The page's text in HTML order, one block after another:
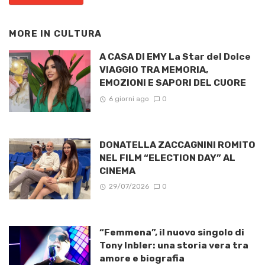
MORE IN CULTURA
A CASA DI EMY La Star del Dolce
VIAGGIO TRA MEMORIA,
EMOZIONI E SAPORI DEL CUORE
6 giorni ago 0
DONATELLA ZACCAGNINI ROMITO
NEL FILM “ELECTION DAY” AL
CINEMA
29/07/2026 0
“Femmena”, il nuovo singolo di
Tony Inbler: una storia vera tra
amore e biografia